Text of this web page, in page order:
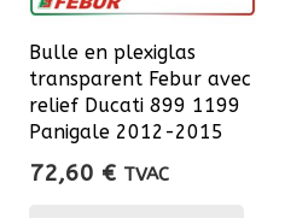
Bulle en plexiglas
transparent Febur avec
relief Ducati 899 1199
Panigale 2012-2015
72,60 € TVAC